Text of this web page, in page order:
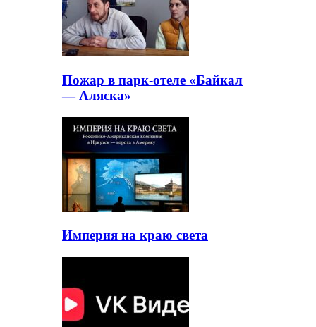
Пожар в парк-отеле «Байкал
— Аляска»
Империя на краю света